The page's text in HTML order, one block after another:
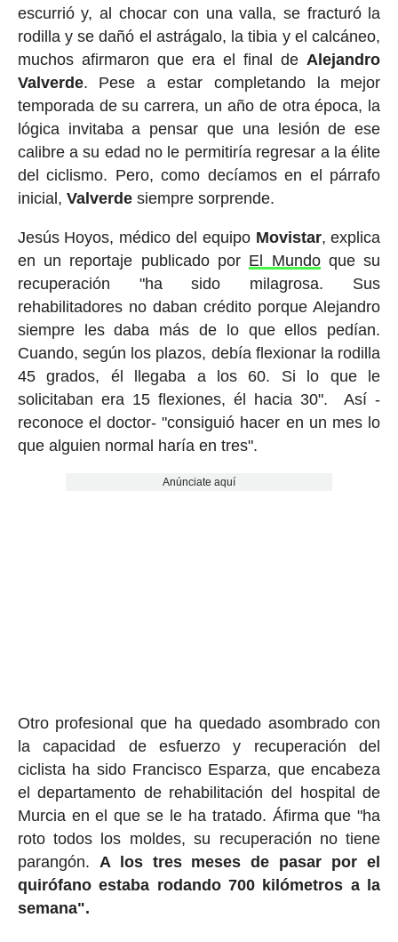
escurrió y, al chocar con una valla, se fracturó la
rodilla y se dañó el astrágalo, la tibia y el calcáneo,
muchos afirmaron que era el final de Alejandro
Valverde. Pese a estar completando la mejor
temporada de su carrera, un año de otra época, la
lógica invitaba a pensar que una lesión de ese
calibre a su edad no le permitiría regresar a la élite
del ciclismo. Pero, como decíamos en el párrafo
inicial, Valverdesiempre sorprende.
Jesús Hoyos, médico del equipo Movistar, explica
en un reportaje publicado por El Mundoque su
recuperación "ha sido milagrosa. Sus
rehabilitadores no daban crédito porque Alejandro
siempre les daba más de lo que ellos pedían.
Cuando, según los plazos, debía flexionar la rodilla
45 grados, él llegaba a los 60. Si lo que le
solicitaban era 15 flexiones, él hacia 30". Así -
reconoce el doctor- "consiguió hacer en un mes lo
que alguien normal haría en tres".
Anúnciate aquí
Otro profesional que ha quedado asombrado con
la capacidad de esfuerzo y recuperación del
ciclista ha sido Francisco Esparza, que encabeza
el departamento de rehabilitación del hospital de
Murcia en el que se le ha tratado. Áfirma que "ha
roto todos los moldes, su recuperación no tiene
parangón. A los tres meses de pasar por el
quirófano estaba rodando 700 kilómetros a la
semana".